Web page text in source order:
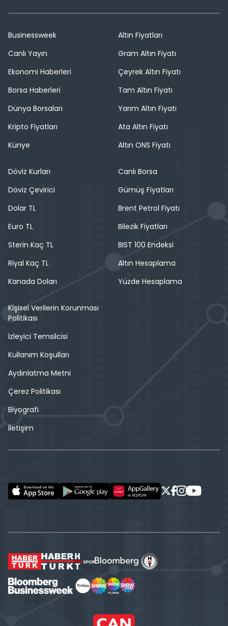
Businessweek
Canlı Yayın
Ekonomi Haberleri
Borsa Haberleri
Dünya Borsaları
Kripto Fiyatları
Künye
Altın Fiyatları
Gram Altın Fiyatı
Çeyrek Altın Fiyatı
Tam Altın Fiyatı
Yarım Altın Fiyatı
Ata Altın Fiyatı
Altın ONS Fiyatı
Döviz Kurları
Döviz Çevirici
Dolar TL
Euro TL
Sterin Kaç TL
Riyal Kaç TL
Kanada Doları
Canlı Borsa
Gümüş Fiyatları
Brent Petrol Fiyatı
Bilezik Fiyatları
BIST 100 Endeksi
Altın Hesaplama
Yüzde Hesaplama
Kişisel Verilerin Korunması
Politikası
İzleyici Temsilcisi
Kullanım Koşulları
Aydınlatma Metni
Çerez Politikası
Biyografi
İletişim